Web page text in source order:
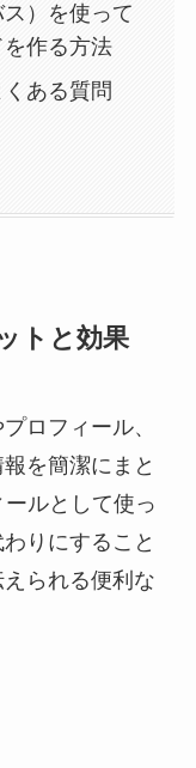
）を使って
作る方法
ある質問
トと効果
ロフィール、
を簡潔にまと
ルとして使っ
りにすること
られる便利な